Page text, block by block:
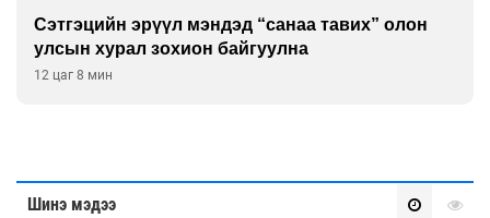
Сэтгэцийн эрүүл мэндэд “санаа тавих” олон
улсын хурал зохион байгуулна
12 цаг 8 мин
Шинэ мэдээ